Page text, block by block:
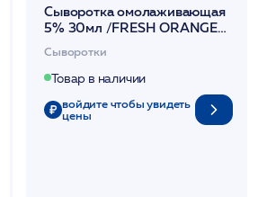
Сыворотка омолаживающая
5% 30мл /FRESH ORANGE
SERUM /MESOPHARM
Сыворотки
Товар в наличии
войдите чтобы увидеть
цены